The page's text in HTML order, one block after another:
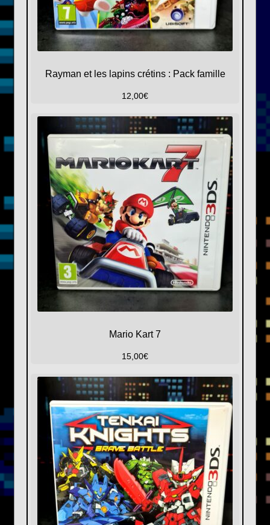
Rayman et les lapins crétins : Pack famille
12,00€
Mario Kart 7
15,00€